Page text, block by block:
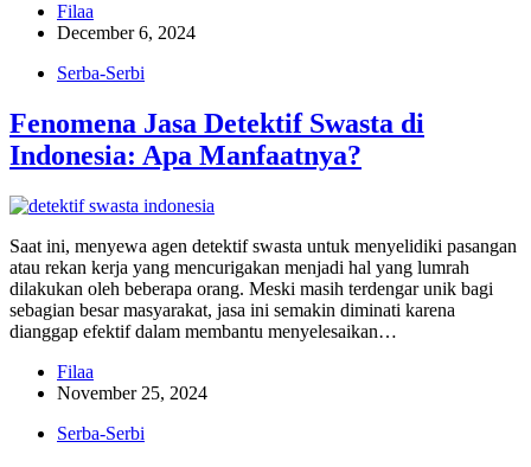
Filaa
December 6, 2024
Serba-Serbi
Fenomena Jasa Detektif Swasta di
Indonesia: Apa Manfaatnya?
Saat ini, menyewa agen detektif swasta untuk menyelidiki pasangan
atau rekan kerja yang mencurigakan menjadi hal yang lumrah
dilakukan oleh beberapa orang. Meski masih terdengar unik bagi
sebagian besar masyarakat, jasa ini semakin diminati karena
dianggap efektif dalam membantu menyelesaikan…
Filaa
November 25, 2024
Serba-Serbi